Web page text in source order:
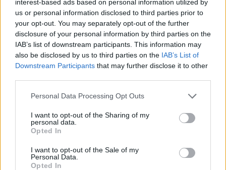
interest-based ads based on personal information utilized by
us or personal information disclosed to third parties prior to
your opt-out. You may separately opt-out of the further
disclosure of your personal information by third parties on the
IAB’s list of downstream participants. This information may
also be disclosed by us to third parties on the IAB’s List of
Downstream Participants that may further disclose it to other
Personal Data Processing Opt Outs
I want to opt-out of the Sharing of my
personal data.
Opted In
I want to opt-out of the Sale of my
Personal Data.
Opted In